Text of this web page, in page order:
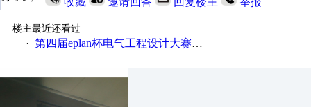
楼主最近还看过
· 第四届eplan杯电气工程设计大赛报名啦！！！